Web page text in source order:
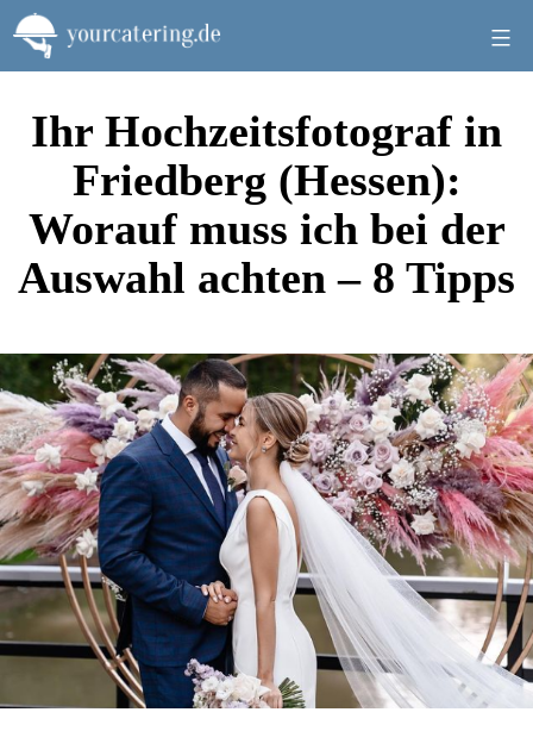
Zum
Inhalt
springen
Ihr Hochzeitsfotograf in
Friedberg (Hessen):
Worauf muss ich bei der
Auswahl achten – 8 Tipps